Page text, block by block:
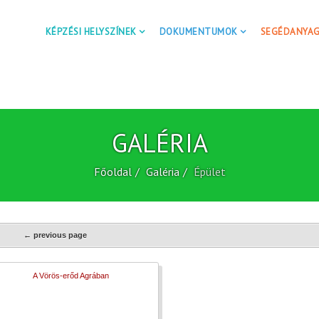
KÉPZÉSI HELYSZÍNEK DOKUMENTUMOK
GALÉRIA
Főoldal Galéria Épület
← previous page